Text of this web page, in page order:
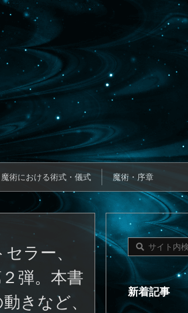
魔術における術式・儀式 魔術・序章
ラー、
弾。本書
きなど、
新着記事